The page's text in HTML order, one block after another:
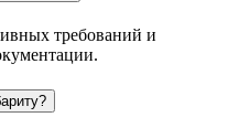
требований и